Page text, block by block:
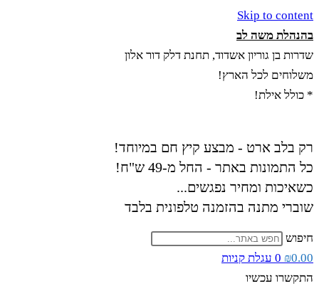
Skip to content
בהנהלת משה לב
שדרות בן גוריון אשדוד, תחנת דלק דור אלון
משלוחים לכל הארץ!
* כולל אילת!
רק בלב ארט - מבצע קיץ חם במיוחד!
כל התמונות באתר - החל מ-49 ש"ח!
כשאיכות ומחיר נפגשים...
שוברי מתנה בהזמנה טלפונית בלבד
חיפוש
₪0.00
0 עגלת קניות
התקשרו עכשיו